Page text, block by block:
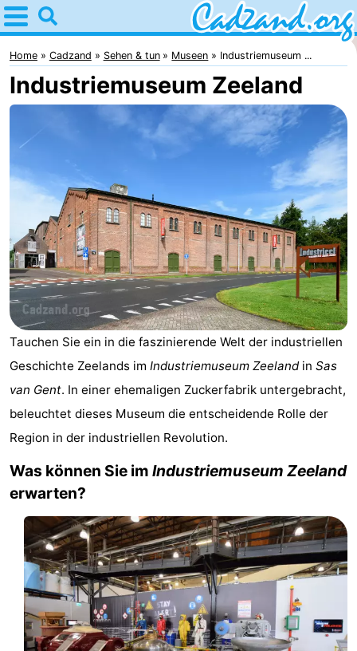
Home
Cadzand
Tipps
Übernachten
Appartements
Campingplätze
Ferienhäuser
-
Bad
-
Resort
Nieuwvliet-
De
Meulinge
-
EuroParcs
Cadzand
Hoogduin
Noordzee
Résidence
Cadzand-
Bad
Resort
Nieuwvliet-
Bad
Schoneveld
Strand
Home Cadzand Sehen & tun Museen Industriemuseum ...
Industriemuseum Zeeland
Tauchen Sie ein in die faszinierende Welt der industriellen
Geschichte Zeelands im Industriemuseum Zeelandin Sas
van Gent. In einer ehemaligen Zuckerfabrik untergebracht,
beleuchtet dieses Museum die entscheidende Rolle der
Region in der industriellen Revolution.
Was können Sie im Industriemuseum Zeeland
erwarten?